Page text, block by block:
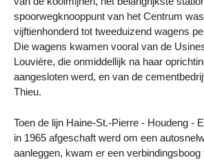
spoorwegknooppunt van het Centrum
vijftienhonderd tot tweeduizend wagens
Die wagens kwamen vooral van de
Louvière, die onmiddellijk na haar
aangesloten werd, en van de
Thieu.
Toen de lijn Haine-St.-Pierre - Houdeng -
in 1965 afgeschaft werd om een
aanleggen, kwam er een verbindingsboog